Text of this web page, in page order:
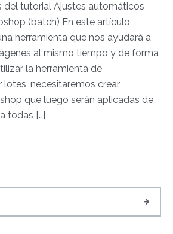
del tutorial Ajustes automáticos
(batch) En este artículo
herramienta que nos ayudará a
al mismo tiempo y de forma
la herramienta de
necesitaremos crear
que luego serán aplicadas de
todas […]